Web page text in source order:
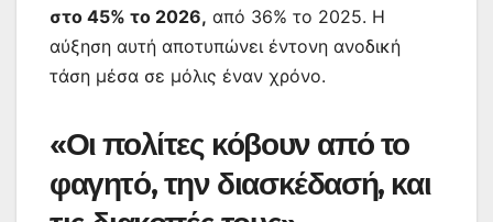
στο 45% το 2026, από 36% το 2025. Η
αύξηση αυτή αποτυπώνει έντονη ανοδική
τάση μέσα σε μόλις έναν χρόνο.
«Οι πολίτες κόβουν από το
φαγητό, την διασκέδασή, και